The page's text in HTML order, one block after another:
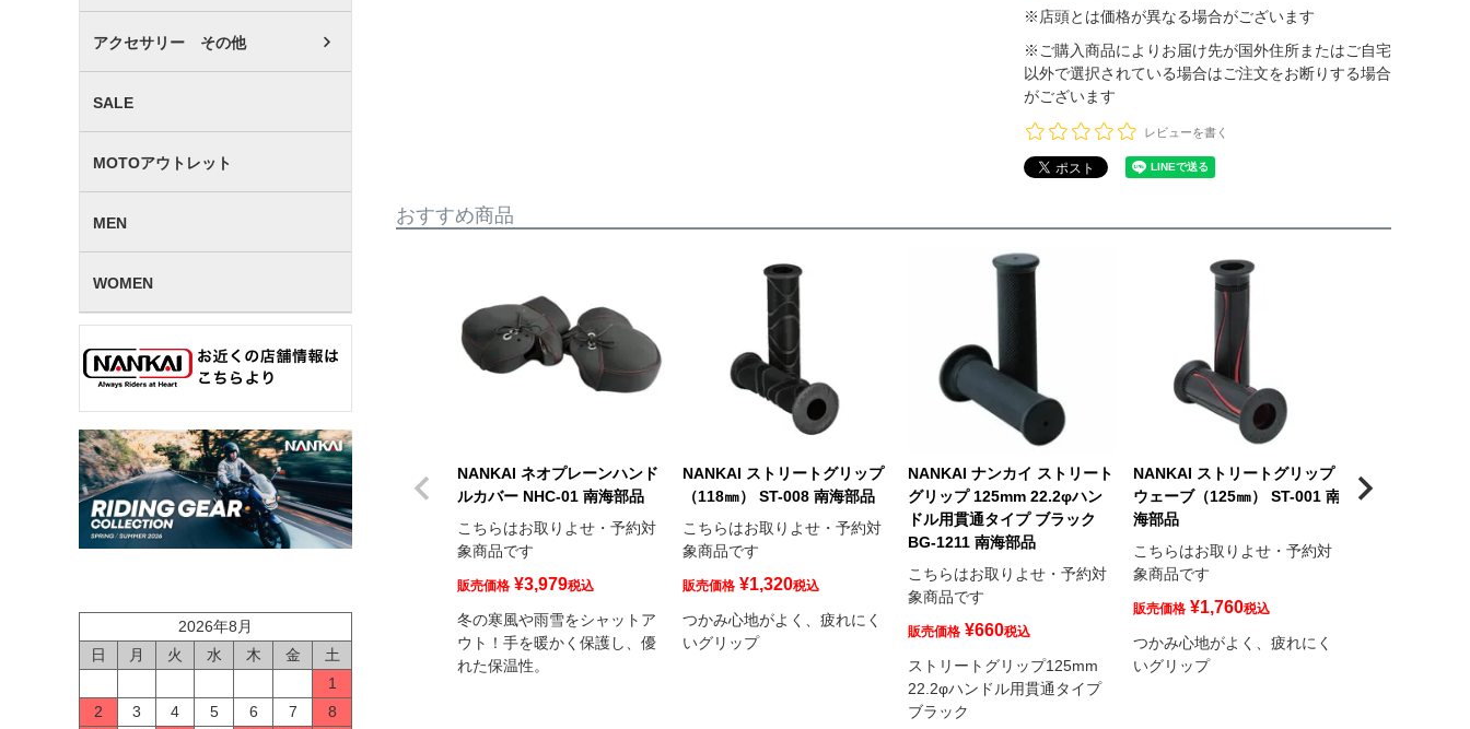
アクセサリー その他
SALE
MOTOアウトレット
MEN
WOMEN
2026年8月
日
月 火 水 木 金
土
1
2
3 4 5 6 7
8
※店頭とは価格が異なる場合がございます
※ご購入商品によりお届け先が国外住所またはご自宅
以外で選択されている場合はご注文をお断りする場合
がございます
レビューを書く
おすすめ商品
NANKAI ネオプレーンハンド
ルカバー NHC-01 南海部品
こちらはお取りよせ・予約対
象商品です
販売価格 ¥3,979税込
冬の寒風や雨雪をシャットア
ウト！手を暖かく保護し、優
れた保温性。
NANKAI ストリートグリップ
（118㎜） ST-008 南海部品
こちらはお取りよせ・予約対
象商品です
販売価格 ¥1,320税込
つかみ心地がよく、疲れにく
いグリップ
NANKAI ナンカイ ストリート
グリップ 125mm 22.2φハン
ドル用貫通タイプ ブラック
BG-1211 南海部品
こちらはお取りよせ・予約対
象商品です
販売価格 ¥660税込
ストリートグリップ125mm
22.2φハンドル用貫通タイプ
ブラック
NANKAI ストリートグリップ
ウェーブ（125㎜） ST-001 南
海部品
こちらはお取りよせ・予約対
象商品です
販売価格 ¥1,760税込
つかみ心地がよく、疲れにく
いグリップ
NANKAI スト
ドッド（125㎜